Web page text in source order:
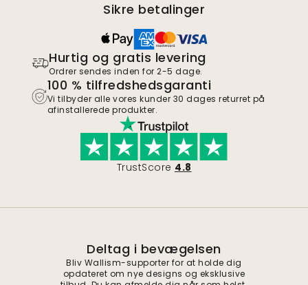
Sikre betalinger
Hurtig og gratis levering
Ordrer sendes inden for 2-5 dage.
100 % tilfredshedsgaranti
Vi tilbyder alle vores kunder 30 dages returret på
afinstallerede produkter.
TrustScore 4.8
Deltag i bevægelsen
Bliv Wallism-supporter for at holde dig
opdateret om nye designs og eksklusive